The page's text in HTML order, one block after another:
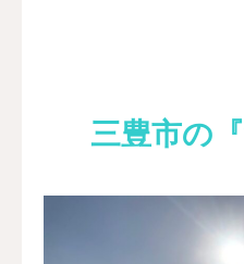
三豊市の